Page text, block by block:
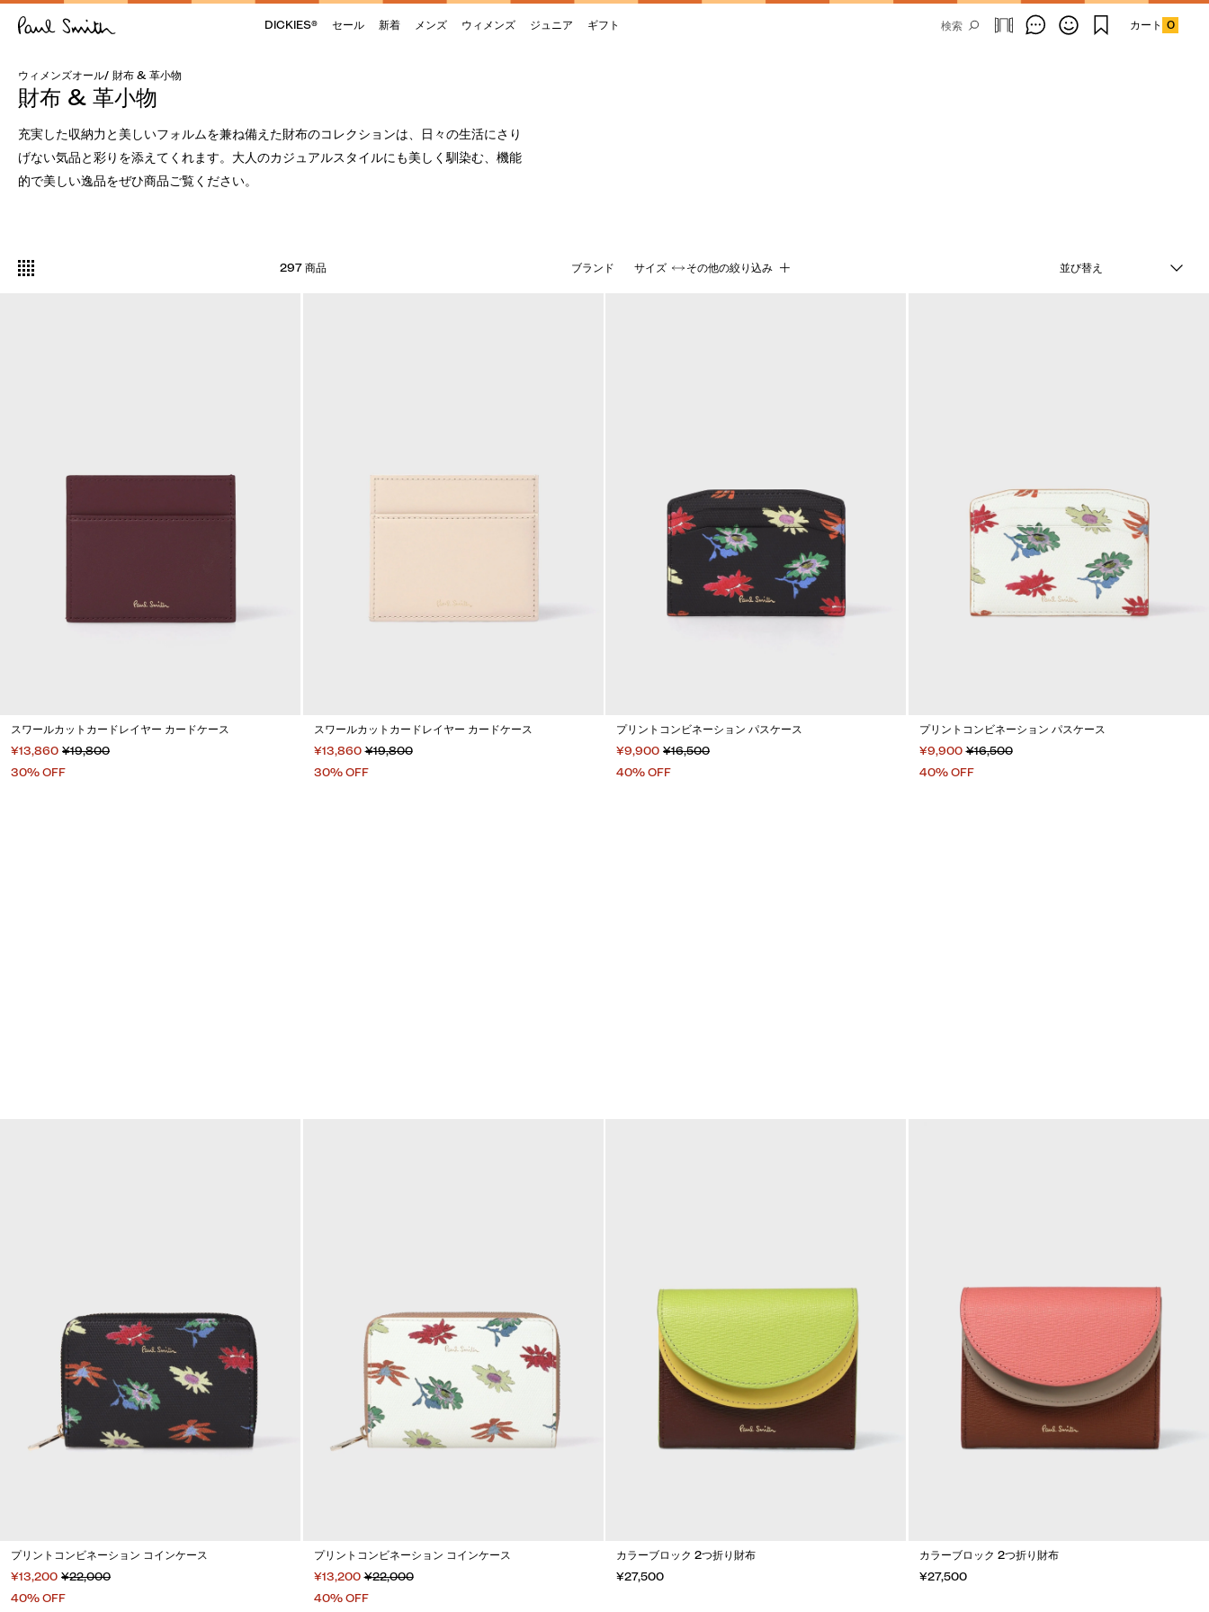
DICKIES® セール 新着 メンズ ウィメンズ ジュニア ギフト カート 0
ウィメンズオール/ 財布 & 革小物
財布 & 革小物
充実した収納力と美しいフォルムを兼ね備えた財布のコレクションは、日々の生活にさり
げない気品と彩りを添えてくれます。大人のカジュアルスタイルにも美しく馴染む、機能
的で美しい逸品をぜひ商品ご覧ください。
297 商品 ブランド サイズ その他の絞り込み 並び替え
スワールカットカードレイヤー カードケース
¥13,860 ¥19,800
30% OFF
スワールカットカードレイヤー カードケース
¥13,860 ¥19,800
30% OFF
プリントコンビネーション パスケース
¥9,900 ¥16,500
40% OFF
プリントコンビネーション パスケース
¥9,900 ¥16,500
40% OFF
プリントコンビネーション コインケース
¥13,200 ¥22,000
40% OFF
プリントコンビネーション コインケース
¥13,200 ¥22,000
40% OFF
カラーブロック 2つ折り財布
¥27,500
カラーブロック 2つ折り財布
¥27,500